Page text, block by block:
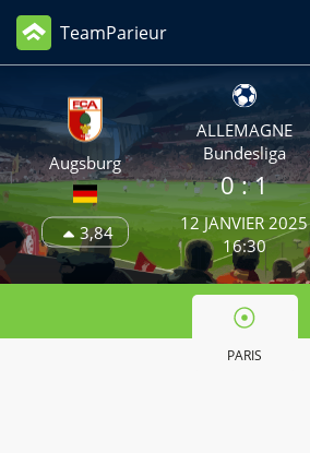
TeamParieur
Augsburg
3,84
ALLEMAGNE
Bundesliga
0 :1
12 JANVIER 2025
16:30
PARIS